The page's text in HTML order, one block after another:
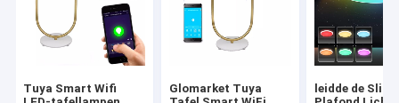
Tuya Smart Wifi
Glomarket Tuya
leidde de